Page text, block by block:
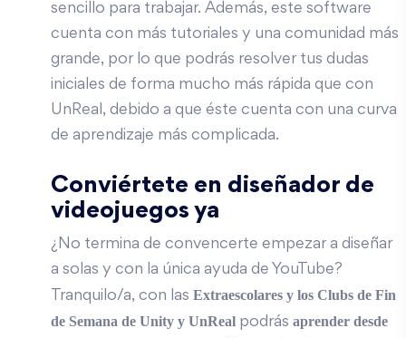
sencillo para trabajar. Además, este software
cuenta con más tutoriales y una comunidad más
grande, por lo que podrás resolver tus dudas
iniciales de forma mucho más rápida que con
UnReal, debido a que éste cuenta con una curva
de aprendizaje más complicada.
Conviértete en diseñador de
videojuegos ya
¿No termina de convencerte empezar a diseñar
a solas y con la única ayuda de YouTube?
Tranquilo/a, con las Extraescolares y los Clubs de Fin
de Semana de Unity y UnReal podrás aprender desde